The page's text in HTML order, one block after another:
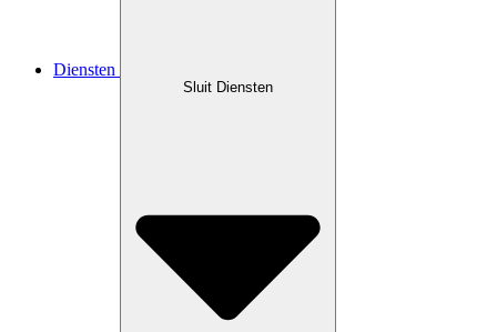
Diensten
Sluit Diensten